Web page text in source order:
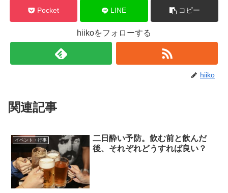
Pocket LINE コピー
hiikoをフォローする
hiiko
関連記事
イベント・行事
二日酔い予防。飲む前と飲んだ
後、それぞれどうすれば良い？